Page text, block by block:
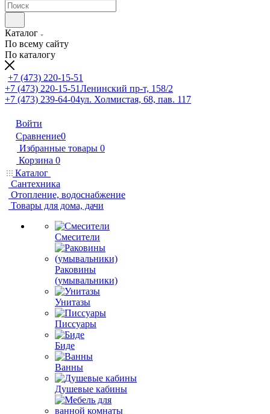
Каталог
По всему сайту
По каталогу
+7 (473) 220-15-51
+7 (473) 220-15-51Ленинский пр-т, 158/2
+7 (473) 239-64-04ул. Холмистая, 68, пав. 117
Войти
Сравнение0
Избранные товары 0
Корзина 0
Каталог
Сантехника
Отопление, водоснабжение
Товары для дома, дачи
Смесители
Раковины
(умывальники)
Унитазы
Писсуары
Биде
Ванны
Душевые кабины